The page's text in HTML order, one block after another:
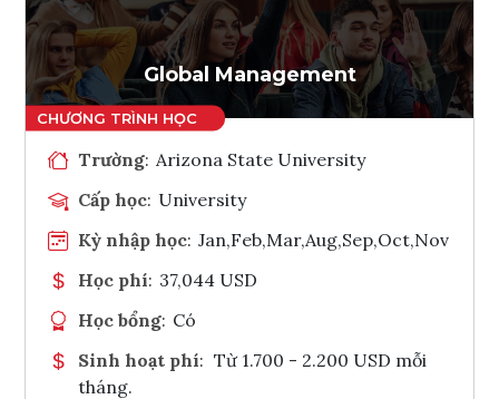
Tham vấn Interlink
Global Management
Trường: Arizona State University
Cấp học: University
Kỳ nhập học: Jan,Feb,Mar,Aug,Sep,Oct,Nov
Học phí: 37,044 USD
Học bổng: Có
Sinh hoạt phí: Từ 1.700 - 2.200 USD mỗi
tháng.